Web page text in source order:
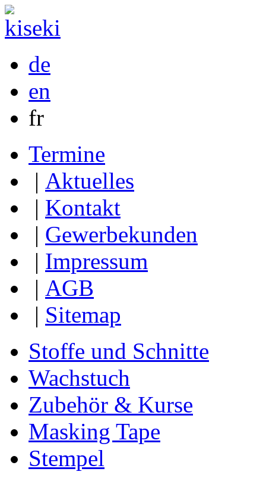
de
en
fr
Termine
| Aktuelles
| Kontakt
| Gewerbekunden
| Impressum
| AGB
| Sitemap
Stoffe und Schnitte
Wachstuch
Zubehör & Kurse
Masking Tape
Stempel